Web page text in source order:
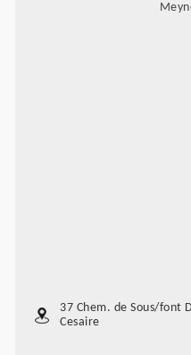
37 Chem. de Sous/font
Cesaire